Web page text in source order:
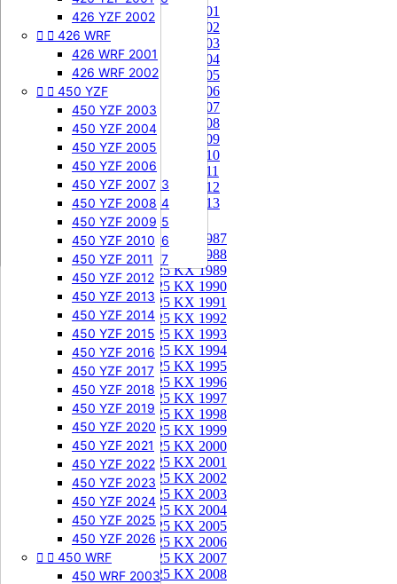
505 SXF
505 SXF 2007
505 SXF 2008
525 SXF
525 SXF 2003
525 SXF 2004
525 SXF 2005
525 SXF 2006
525 EXC-F
525 EXC-F 2003
525 EXC-F 2004
525 EXC-F 2005
525 EXC-F 2006
525 EXC-F 2007
426 YZF 2002
  426 WRF
426 WRF 2001
426 WRF 2002
  450 YZF
450 YZF 2003
450 YZF 2004
450 YZF 2005
450 YZF 2006
450 YZF 2007
450 YZF 2008
450 YZF 2009
450 YZF 2010
450 YZF 2011
450 YZF 2012
450 YZF 2013
450 YZF 2014
450 YZF 2015
450 YZF 2016
450 YZF 2017
450 YZF 2018
450 YZF 2019
450 YZF 2020
450 YZF 2021
450 YZF 2022
450 YZF 2023
450 YZF 2024
450 YZF 2025
450 YZF 2026
  450 WRF
450 WRF 2003
85 KX 2001
85 KX 2002
85 KX 2003
85 KX 2004
85 KX 2005
85 KX 2006
85 KX 2007
85 KX 2008
85 KX 2009
85 KX 2010
85 KX 2011
85 KX 2012
85 KX 2013
125 KX 
125 KX 1987
125 KX 1988
125 KX 1989
125 KX 1990
125 KX 1991
125 KX 1992
125 KX 1993
125 KX 1994
125 KX 1995
125 KX 1996
125 KX 1997
125 KX 1998
125 KX 1999
125 KX 2000
125 KX 2001
125 KX 2002
125 KX 2003
125 KX 2004
125 KX 2005
125 KX 2006
125 KX 2007
125 KX 2008